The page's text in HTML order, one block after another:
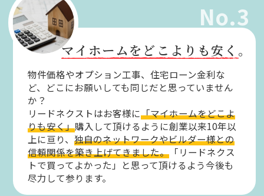
No.3
マイホームをどこよりも安く。
物件価格やオプション工事、住宅ローン金利な
ど、どこにお願いしても同じだと思っていません
か？
リードネクストはお客様に「マイホームをどこよ
りも安く」購入して頂けるように創業以来10年以
上に亘り、独自のネットワークやビルダー様との
信頼関係を築き上げてきました。 「リードネクス
トで買ってよかった」と思って頂けるよう今後も
尽力して参ります。